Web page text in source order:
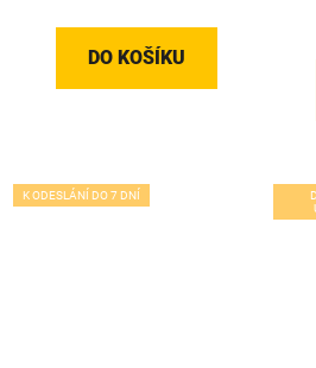
DO KOŠÍKU
K ODESLÁNÍ DO 7 DNÍ